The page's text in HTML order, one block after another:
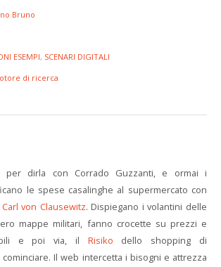
Bruno
ESEMPI, SCENARI DIGITALI
di ricerca
per dirla con Corrado Guzzanti, e ormai i
le spese casalinghe al supermercato con
Carl von Clausewitz. Dispiegano i volantini delle
mappe militari, fanno crocette su prezzi e
e poi via, il Risiko dello shopping di
Il web intercetta i bisogni e attrezza